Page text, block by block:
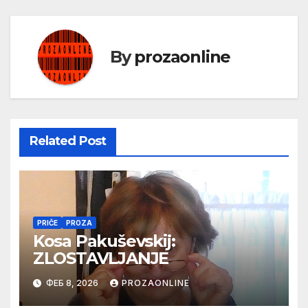
Byprozaonline
Related Post
PRIČE PROZA
Kosa Pakuševskij:
ZLOSTAVLJANJE
ФЕБ 8, 2026 PROZAONLINE